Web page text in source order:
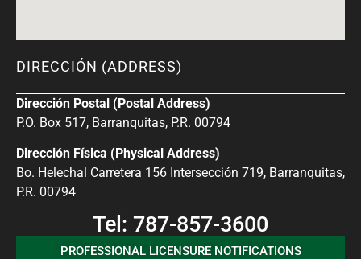
DIRECCIÓN (ADDRESS)
Dirección Postal (Postal Address)
P.O. Box 517, Barranquitas, P.R. 00794
Dirección Física (Physical Address)
Bo. Helechal Carretera 156 Intersección 719, Barranquitas,
P.R. 00794
Tel: 787-857-3600
PROFESSIONAL LICENSURE NOTIFICATIONS